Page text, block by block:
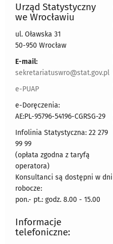
Urząd Statystyczny
we Wrocławiu
ul. Oławska 31
50-950 Wrocław
E-mail:
sekretariatuswro@stat.gov.pl
e-PUAP
e-Doręczenia:
AE:PL-95796-54196-CGRSG-29
Infolinia Statystyczna: 22 279
99 99
(opłata zgodna z taryfą
operatora)
Konsultanci są dostępni w dni
robocze:
pon.- pt.: godz. 8.00 - 15.00
Informacje
telefoniczne: